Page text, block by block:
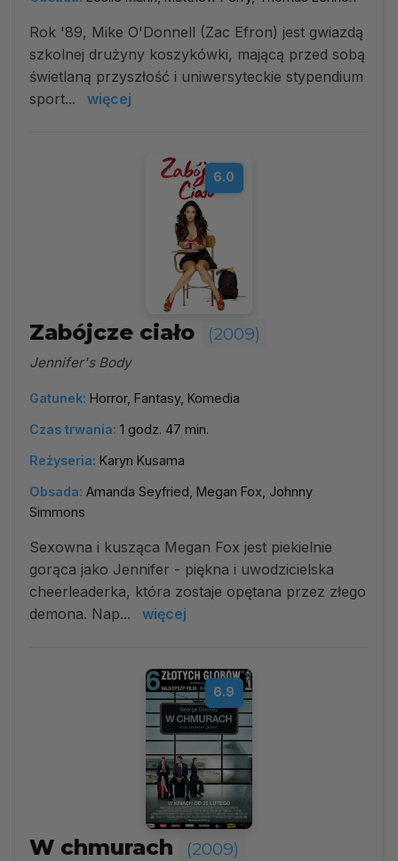
Rok '89, Mike O'Donnell (Zac Efron) jest gwiazdą
szkolnej drużyny koszykówki, mającą przed sobą
świetlaną przyszłość i uniwersyteckie stypendium
sport...
więcej
6.0
Zabójcze ciało (2009)
Jennifer's Body
Gatunek: Horror, Fantasy, Komedia
Czas trwania: 1 godz. 47 min.
Reżyseria: Karyn Kusama
Obsada: Amanda Seyfried, Megan Fox, Johnny
Simmons
Sexowna i kusząca Megan Fox jest piekielnie
gorąca jako Jennifer - piękna i uwodzicielska
cheerleaderka, która zostaje opętana przez złego
demona. Nap...
więcej
6.9
W chmurach (2009)